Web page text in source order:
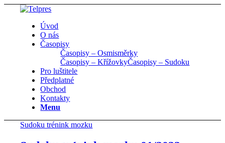
Úvod
O nás
Časopisy
Časopisy – Osmisměrky
Časopisy – KřížovkyČasopisy – Sudoku
Pro luštitele
Předplatné
Obchod
Kontakty
Menu
Sudoku trénink mozku